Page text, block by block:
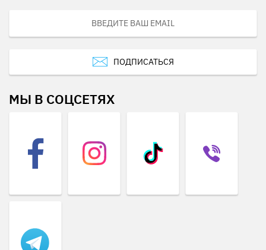
ПОДПИСАТЬСЯ
МЫ В СОЦСЕТЯХ